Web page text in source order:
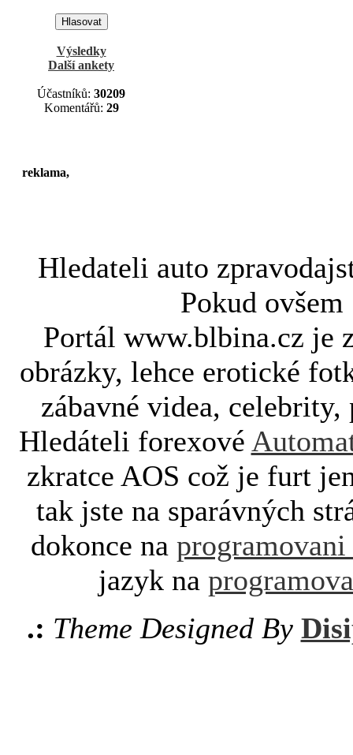
Výsledky
Další ankety
Účastníků: 30209
Komentářů: 29
reklama,
Hledateli auto
Pokud
Portál www.blbina.cz je
obrázky, lehce erotické
zábavné videa,
Hledáteli forexové
zkratce AOS což je furt
tak jste na sparávných
dokonce na programovani
jazyk na
.: Theme Designed By